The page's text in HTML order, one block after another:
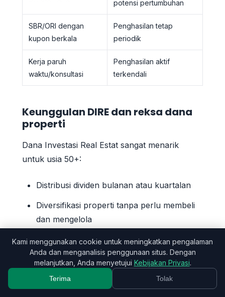
potensi pertumbuhan
SBR/ORI dengan
kupon berkala
Penghasilan tetap
periodik
Kerja paruh
waktu/konsultasi
Penghasilan aktif
terkendali
Keunggulan DIRE dan reksa dana
properti
Dana Investasi Real Estat sangat menarik
untuk usia 50+:
Distribusi dividen bulanan atau kuartalan
Diversifikasi properti tanpa perlu membeli
dan mengelola
Likuiditas (bisa dijual saat diperlukan)
Investasi awal terjangkau
Properti sendiri sebagai
Kami menggunakan cookie untuk meningkatkan pengalaman
Anda dan menganalisis penggunaan situs. Dengan
melanjutkan, Anda menyetujui Kebijakan Privasi.
Terima Tolak